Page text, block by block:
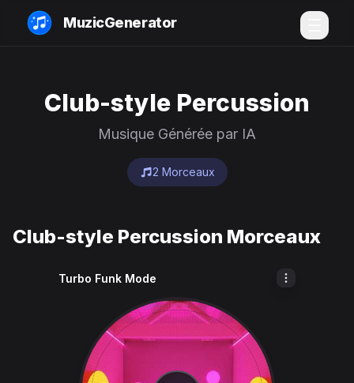
MuzicGenerator
Club-style Percussion
Musique Générée par IA
2 Morceaux
Club-style Percussion Morceaux
Turbo Funk Mode